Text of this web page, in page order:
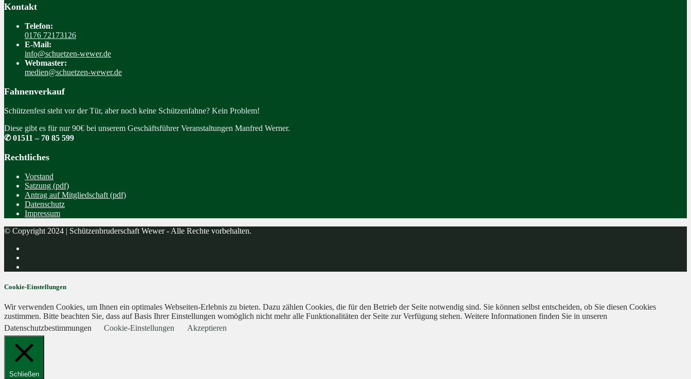
Kontakt
Telefon:
0176 72173126
E-Mail:
info@schuetzen-wewer.de
Webmaster:
medien@schuetzen-wewer.de
Fahnenverkauf
Schützenfest steht vor der Tür, aber noch keine Schützenfahne? Kein Problem!
Diese gibt es für nur 90€ bei unserem Geschäftsführer Veranstaltungen Manfred Werner.
✆ 01511 – 70 85 599
Rechtliches
Vorstand
Satzung (pdf)
Antrag auf Mitgliedschaft (pdf)
Datenschutz
Impressum
© Copyright 2024 | Schützenbruderschaft Wewer - Alle Rechte vorbehalten.
Cookie-Einstellungen
Wir verwenden Cookies, um Ihnen ein optimales Webseiten-Erlebnis zu bieten. Dazu zählen Cookies, die für den Betrieb der Seite notwendig sind. Sie können selbst entscheiden, ob Sie diesen Cookies
zustimmen. Bitte beachten Sie, dass auf Basis Ihrer Einstellungen womöglich nicht mehr alle Funktionalitäten der Seite zur Verfügung stehen. Weitere Informationen finden Sie in unseren
Datenschutzbestimmungen
Cookie-Einstellungen Akzeptieren
Schließen